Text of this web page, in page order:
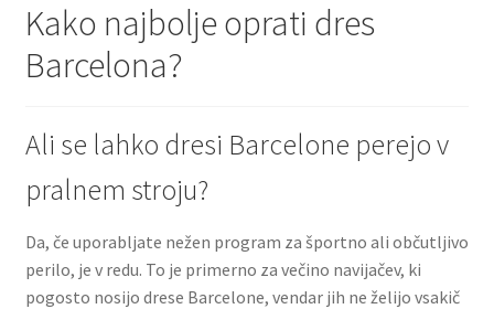
Kako najbolje oprati dres
Barcelona?
Ali se lahko dresi Barcelone perejo v
pralnem stroju?
Da, če uporabljate nežen program za športno ali občutljivo
perilo, je v redu. To je primerno za večino navijačev, ki
pogosto nosijo drese Barcelone, vendar jih ne želijo vsakič